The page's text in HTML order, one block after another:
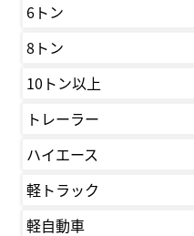
6トン
8トン
10トン以上
トレーラー
ハイエース
軽トラック
軽自動車